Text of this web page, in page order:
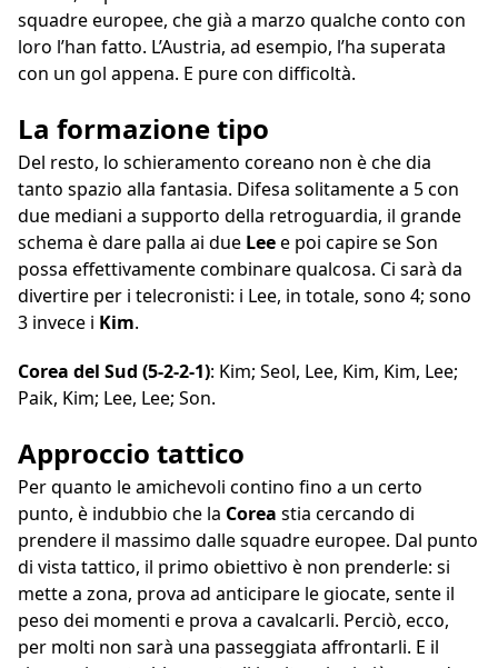
squadre europee, che già a marzo qualche conto con
loro l’han fatto. L’Austria, ad esempio, l’ha superata
con un gol appena. E pure con difficoltà.
La formazione tipo
Del resto, lo schieramento coreano non è che dia
tanto spazio alla fantasia. Difesa solitamente a 5 con
due mediani a supporto della retroguardia, il grande
schema è dare palla ai due Leee poi capire se Son
possa effettivamente combinare qualcosa. Ci sarà da
divertire per i telecronisti: i Lee, in totale, sono 4; sono
3 invece i Kim.
Corea del Sud (5-2-2-1): Kim; Seol, Lee, Kim, Kim, Lee;
Paik, Kim; Lee, Lee; Son.
Approccio tattico
Per quanto le amichevoli contino fino a un certo
punto, è indubbio che la Corea stia cercando di
prendere il massimo dalle squadre europee. Dal punto
di vista tattico, il primo obiettivo è non prenderle: si
mette a zona, prova ad anticipare le giocate, sente il
peso dei momenti e prova a cavalcarli. Perciò, ecco,
per molti non sarà una passeggiata affrontarli. E il